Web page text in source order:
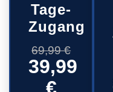
Tage-
Zugang
69,99 €
39,99